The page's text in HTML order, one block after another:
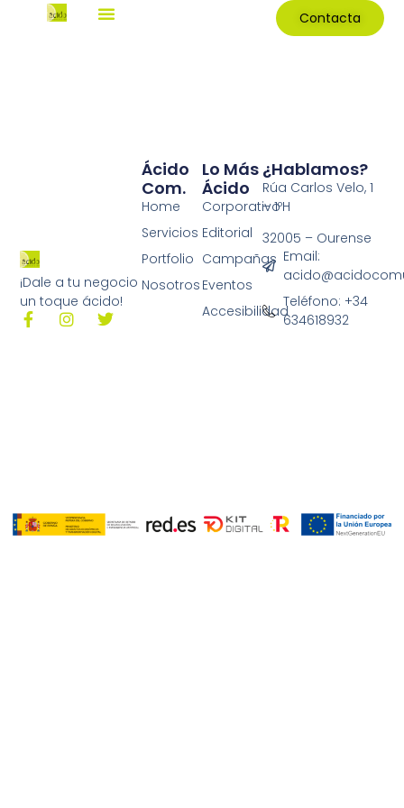
Contacta
¡Dale a tu negocio
un toque ácido!
Lo Más
Ácido
Corporativo
Editorial
Campañas
Eventos
Accesibilidad
Ácido
Com.
Home
Servicios
Portfolio
Nosotros
¿Hablamos?
Rúa Carlos Velo, 1
– 1ºH
32005 – Ourense
Email:
Teléfono: +34
634618932